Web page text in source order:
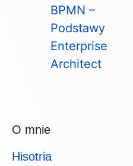
BPMN –
Podstawy
Enterprise
Architect
O mnie
Hisotria